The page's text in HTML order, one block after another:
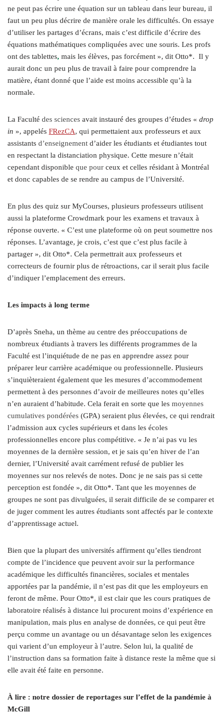
ne peut pas écrire une équation sur un tableau dans leur bureau, il
faut un peu plus décrire de manière orale les difficultés. On essaye
d’utiliser les partages d’écrans, mais c’est difficile d’écrire des
équations mathématiques compliquées avec une souris. Les profs
ont des tablettes, mais les élèves, pas forcément », dit Otto*. Il y
aurait donc un peu plus de travail à faire pour comprendre la
matière, étant donné que l’aide est moins accessible qu’à la
normale.
La Faculté des sciences avait instauré des groupes d’études « drop
in », appelés FRezCA, qui permettaient aux professeurs et aux
assistants d’enseignement d’aider les étudiants et étudiantes tout
en respectant la distanciation physique. Cette mesure n’était
cependant disponible que pour ceux et celles résidant à Montréal
et donc capables de se rendre au campus de l’Université.
En plus des quiz sur MyCourses, plusieurs professeurs utilisent
aussi la plateforme Crowdmark pour les examens et travaux à
réponse ouverte. « C’est une plateforme où on peut soumettre nos
réponses. L’avantage, je crois, c’est que c’est plus facile à
partager », dit Otto*. Cela permettrait aux professeurs et
correcteurs de fournir plus de rétroactions, car il serait plus facile
d’indiquer l’emplacement des erreurs.
Les impacts à long terme
D’après Sneha, un thème au centre des préoccupations de
nombreux étudiants à travers les différents programmes de la
Faculté est l’inquiétude de ne pas en apprendre assez pour
préparer leur carrière académique ou professionnelle. Plusieurs
s’inquièteraient également que les mesures d’accommodement
permettent à des personnes d’avoir de meilleures notes qu’elles
n’en auraient d’habitude. Cela ferait en sorte que les moyennes
cumulatives pondérées (GPA) seraient plus élevées, ce qui rendrait
l’admission aux cycles supérieurs et dans les écoles
professionnelles encore plus compétitive. « Je n’ai pas vu les
moyennes de la dernière session, et je sais qu’en hiver de l’an
dernier, l’Université avait carrément refusé de publier les
moyennes sur nos relevés de notes. Donc je ne sais pas si cette
perception est fondée », dit Otto*. Tant que les moyennes de
groupes ne sont pas divulguées, il serait difficile de se comparer et
de juger comment les autres étudiants sont affectés par le contexte
d’apprentissage actuel.
Bien que la plupart des universités affirment qu’elles tiendront
compte de l’incidence que peuvent avoir sur la performance
académique les difficultés financières, sociales et mentales
apportées par la pandémie, il n’est pas dit que les employeurs en
feront de même. Pour Otto*, il est clair que les cours pratiques de
laboratoire réalisés à distance lui procurent moins d’expérience en
manipulation, mais plus en analyse de données, ce qui peut être
perçu comme un avantage ou un désavantage selon les exigences
qui varient d’un employeur à l’autre. Selon lui, la qualité de
l’instruction dans sa formation faite à distance reste la même que si
elle avait été faite en personne.
À lire : notre dossier de reportages sur l’effet de la pandémie à
McGill